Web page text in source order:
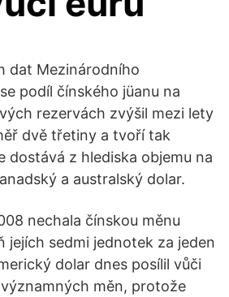
dat Mezinárodního
podíl čínského jüanu na
rezervách zvýšil mezi lety
dvě třetiny a tvoří tak
dostává z hlediska objemu na
a australský dolar.
nechala čínskou měnu
jejích sedmi jednotek za jeden
dolar dnes posílil vůči
měn, protože